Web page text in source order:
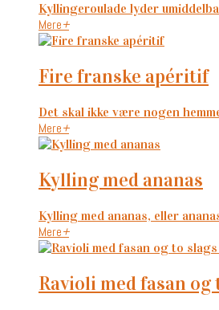
Kyllingeroulade lyder
Mere+
fire franske apéritif
Det skal ikke være nogen
Mere+
kylling med ananas
Kylling med ananas, eller
Mere+
ravioli med fasan og